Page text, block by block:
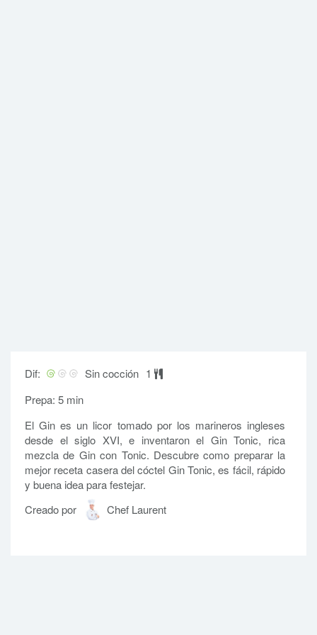
Dif: Sin cocción 1
Prepa: 5 min
El Gin es un licor tomado por los marineros ingleses
desde el siglo XVI, e inventaron el Gin Tonic, rica
mezcla de Gin con Tonic. Descubre como preparar la
mejor receta casera del cóctel Gin Tonic, es fácil, rápido
y buena idea para festejar.
Creado por
Chef Laurent